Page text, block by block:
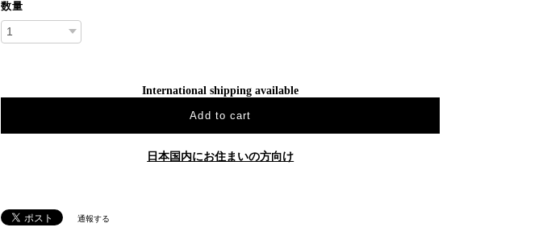
数量
International shipping available
Add to cart
日本国内にお住まいの方向け
通報する